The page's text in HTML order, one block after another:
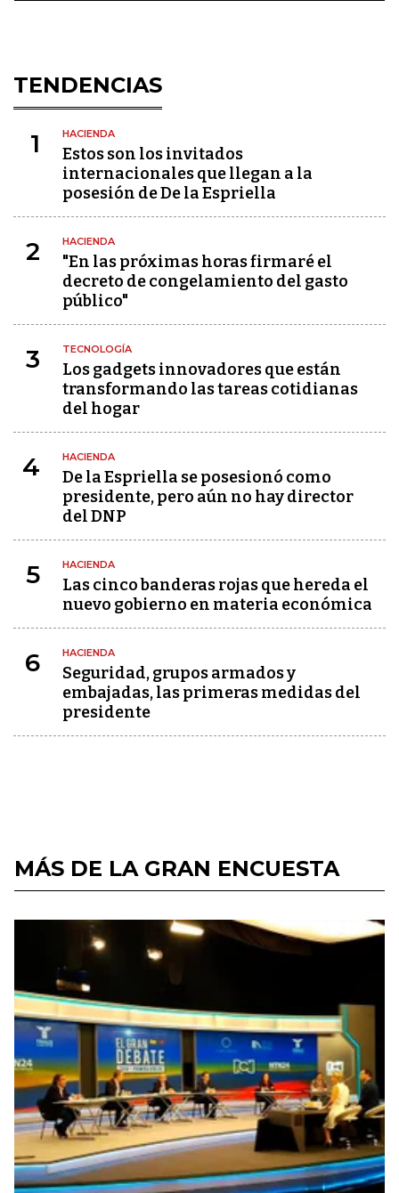
TENDENCIAS
1 HACIENDA
Estos son los invitados
internacionales que llegan a la
posesión de De la Espriella
2 HACIENDA
"En las próximas horas firmaré el
decreto de congelamiento del gasto
público"
3 TECNOLOGÍA
Los gadgets innovadores que están
transformando las tareas cotidianas
del hogar
4 HACIENDA
De la Espriella se posesionó como
presidente, pero aún no hay director
del DNP
5 HACIENDA
Las cinco banderas rojas que hereda el
nuevo gobierno en materia económica
6 HACIENDA
Seguridad, grupos armados y
embajadas, las primeras medidas del
presidente
MÁS DE LA GRAN ENCUESTA